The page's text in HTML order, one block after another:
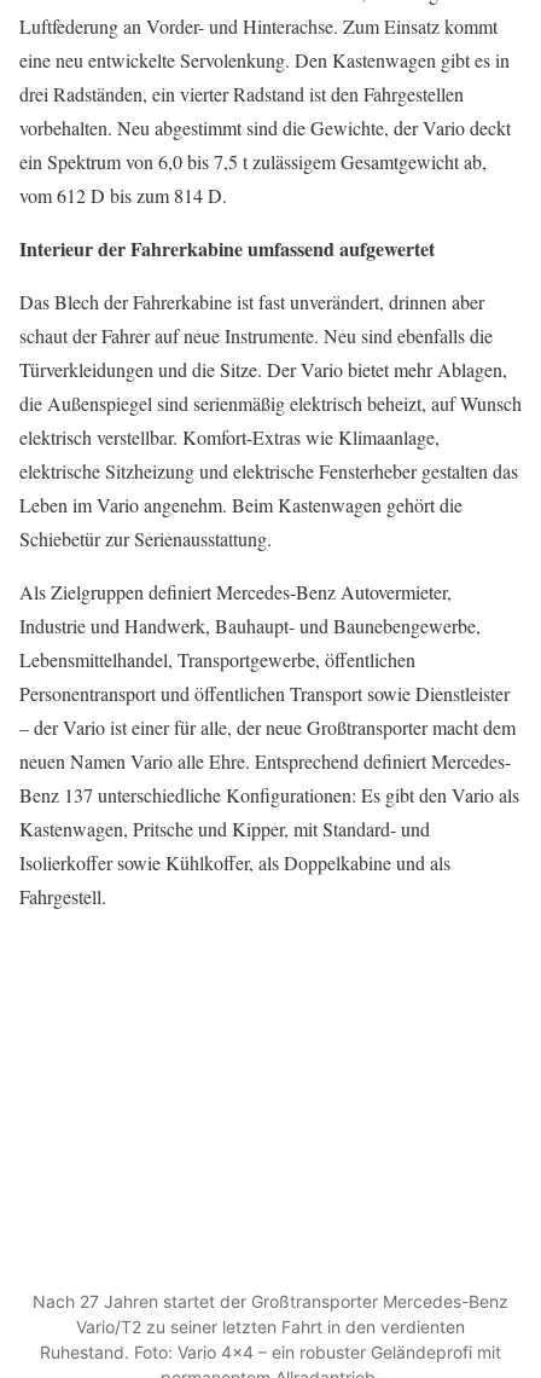
Luftfederung an Vorder- und Hinterachse. Zum Einsatz kommt
eine neu entwickelte Servolenkung. Den Kastenwagen gibt es in
drei Radständen, ein vierter Radstand ist den Fahrgestellen
vorbehalten. Neu abgestimmt sind die Gewichte, der Vario deckt
ein Spektrum von 6,0 bis 7,5 t zulässigem Gesamtgewicht ab,
vom 612 D bis zum 814 D.
Interieur der Fahrerkabine umfassend aufgewertet
Das Blech der Fahrerkabine ist fast unverändert, drinnen aber
schaut der Fahrer auf neue Instrumente. Neu sind ebenfalls die
Türverkleidungen und die Sitze. Der Vario bietet mehr Ablagen,
die Außenspiegel sind serienmäßig elektrisch beheizt, auf Wunsch
elektrisch verstellbar. Komfort-Extras wie Klimaanlage,
elektrische Sitzheizung und elektrische Fensterheber gestalten das
Leben im Vario angenehm. Beim Kastenwagen gehört die
Schiebetür zur Serienausstattung.
Als Zielgruppen definiert Mercedes-Benz Autovermieter,
Industrie und Handwerk, Bauhaupt- und Baunebengewerbe,
Lebensmittelhandel, Transportgewerbe, öffentlichen
Personentransport und öffentlichen Transport sowie Dienstleister
– der Vario ist einer für alle, der neue Großtransporter macht dem
neuen Namen Vario alle Ehre. Entsprechend definiert Mercedes-
Benz 137 unterschiedliche Konfigurationen: Es gibt den Vario als
Kastenwagen, Pritsche und Kipper, mit Standard- und
Isolierkoffer sowie Kühlkoffer, als Doppelkabine und als
Fahrgestell.
Nach 27 Jahren startet der Großtransporter Mercedes-Benz
Vario/T2 zu seiner letzten Fahrt in den verdienten
Ruhestand. Foto: Vario 4×4 – ein robuster Geländeprofi mit